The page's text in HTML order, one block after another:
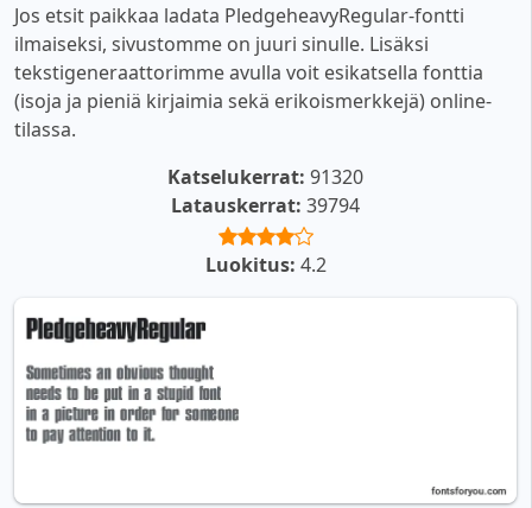
Jos etsit paikkaa ladata PledgeheavyRegular-fontti
ilmaiseksi, sivustomme on juuri sinulle. Lisäksi
tekstigeneraattorimme avulla voit esikatsella fonttia
(isoja ja pieniä kirjaimia sekä erikoismerkkejä) online-
tilassa.
Katselukerrat: 91320
Latauskerrat: 39794
Luokitus: 4.2